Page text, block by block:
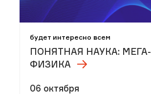
будет интересно всем
ПОНЯТНАЯ НАУКА: МЕГА-
ФИЗИКА
06 октября